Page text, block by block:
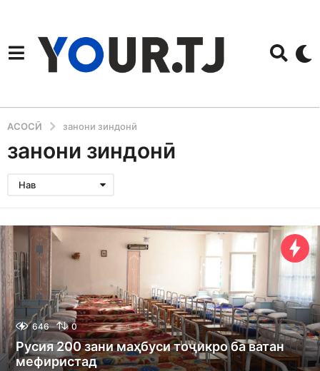
АСОСӢ занони зиндонӣ
занони зиндонӣ
Нав
646 0
Русия 200 зани маҳбуси тоҷикро ба ватан
мефиристад